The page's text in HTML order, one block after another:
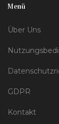
Menü
Über Uns
GDPR
Kontakt